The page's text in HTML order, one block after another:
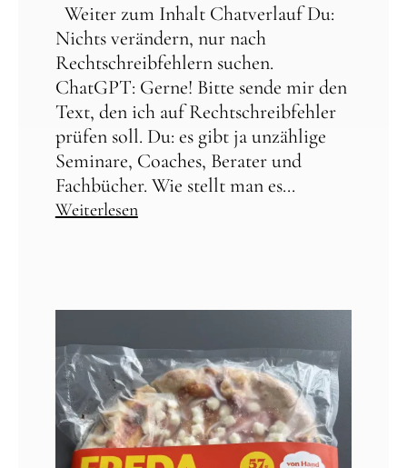
Weiter zum Inhalt Chatverlauf Du:
Nichts verändern, nur nach
Rechtschreibfehlern suchen.
ChatGPT: Gerne! Bitte sende mir den
Text, den ich auf Rechtschreibfehler
prüfen soll. Du: es gibt ja unzählige
Seminare, Coaches, Berater und
Fachbücher. Wie stellt man es...
Weiterlesen